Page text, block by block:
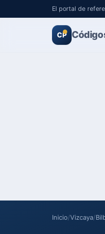
El portal de
CP
Inicio/Vizcaya/